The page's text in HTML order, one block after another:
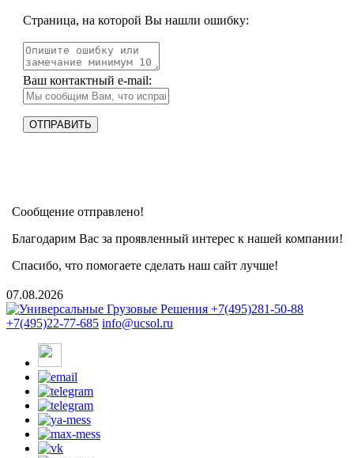
Страница, на которой Вы нашли ошибку:
Ваш контактный e-mail:
Сообщение отправлено!
Благодарим Вас за проявленный интерес к нашей компании!
Спасибо, что помогаете сделать наш сайт лучше!
07.08.2026
+7(495)281-50-88
+7(495)22-77-685 info@ucsol.ru